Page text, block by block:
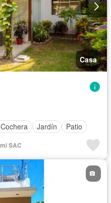
Casa
Cochera Jardín Patio
SAC